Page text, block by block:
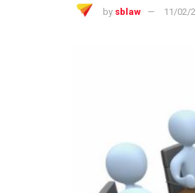
by sblaw 11/02/